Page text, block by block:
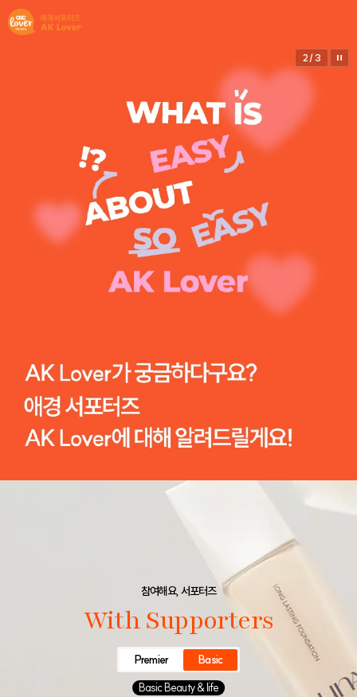
3 / 3
참여해요, 서포터즈
With Supporters
Premier
Basic
Basic Beauty & life